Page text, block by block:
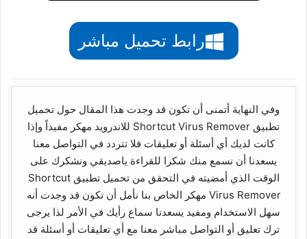
رابط تحميل مباشر
وفي النهاية أتمنى أن تكون قد وجدت هذا المقال حول تحميل
تطبيق Shortcut Virus Remover للاندرويد مهكر مفيداً وإذا
كانت لديك أي أسئلة أو تعليقات فلا تتردد في التواصل معنا
يسعدنا أن نسمع منك شكرا للقراءة ياصديقي ونشكرك على
الوقت الذي أمضيته في التحقق من تحميل تطبيق Shortcut
Virus Remover مهكر الخاص بنا نأمل أن تكون قد وجدت أنه
سهل الاستخدام ومفيد يسعدنا سماع رأيك في الأمر لذا يرجى
ترك تعليق أو التواصل مباشر معنا مع أي تعليقات أو أسئلة قد